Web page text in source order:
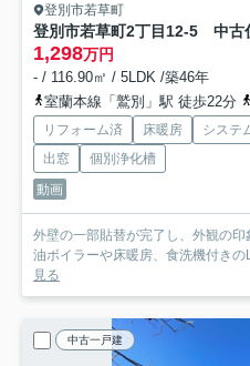
登別市若草町
登別市若草町2丁目12-5 中古
1,298万円
- / 116.90㎡ / 5LDK /築46年
室蘭本線「鷲別」駅 徒歩22分
リフォーム済 床暖房 システ
出窓
個別浄化槽
動画
外壁の一部貼替が完了し、外観の
油ボイラーや床暖房、食洗機付き
見る
中古一戸建